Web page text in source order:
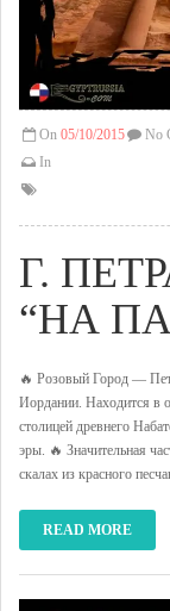
On 05/10/2015
In
No
Г.
“НА
🔥 Розовый Город —
Иордании. Находится в
столицей древнего
эры. 🔥 Значительная
скалах из красного
READ MORE